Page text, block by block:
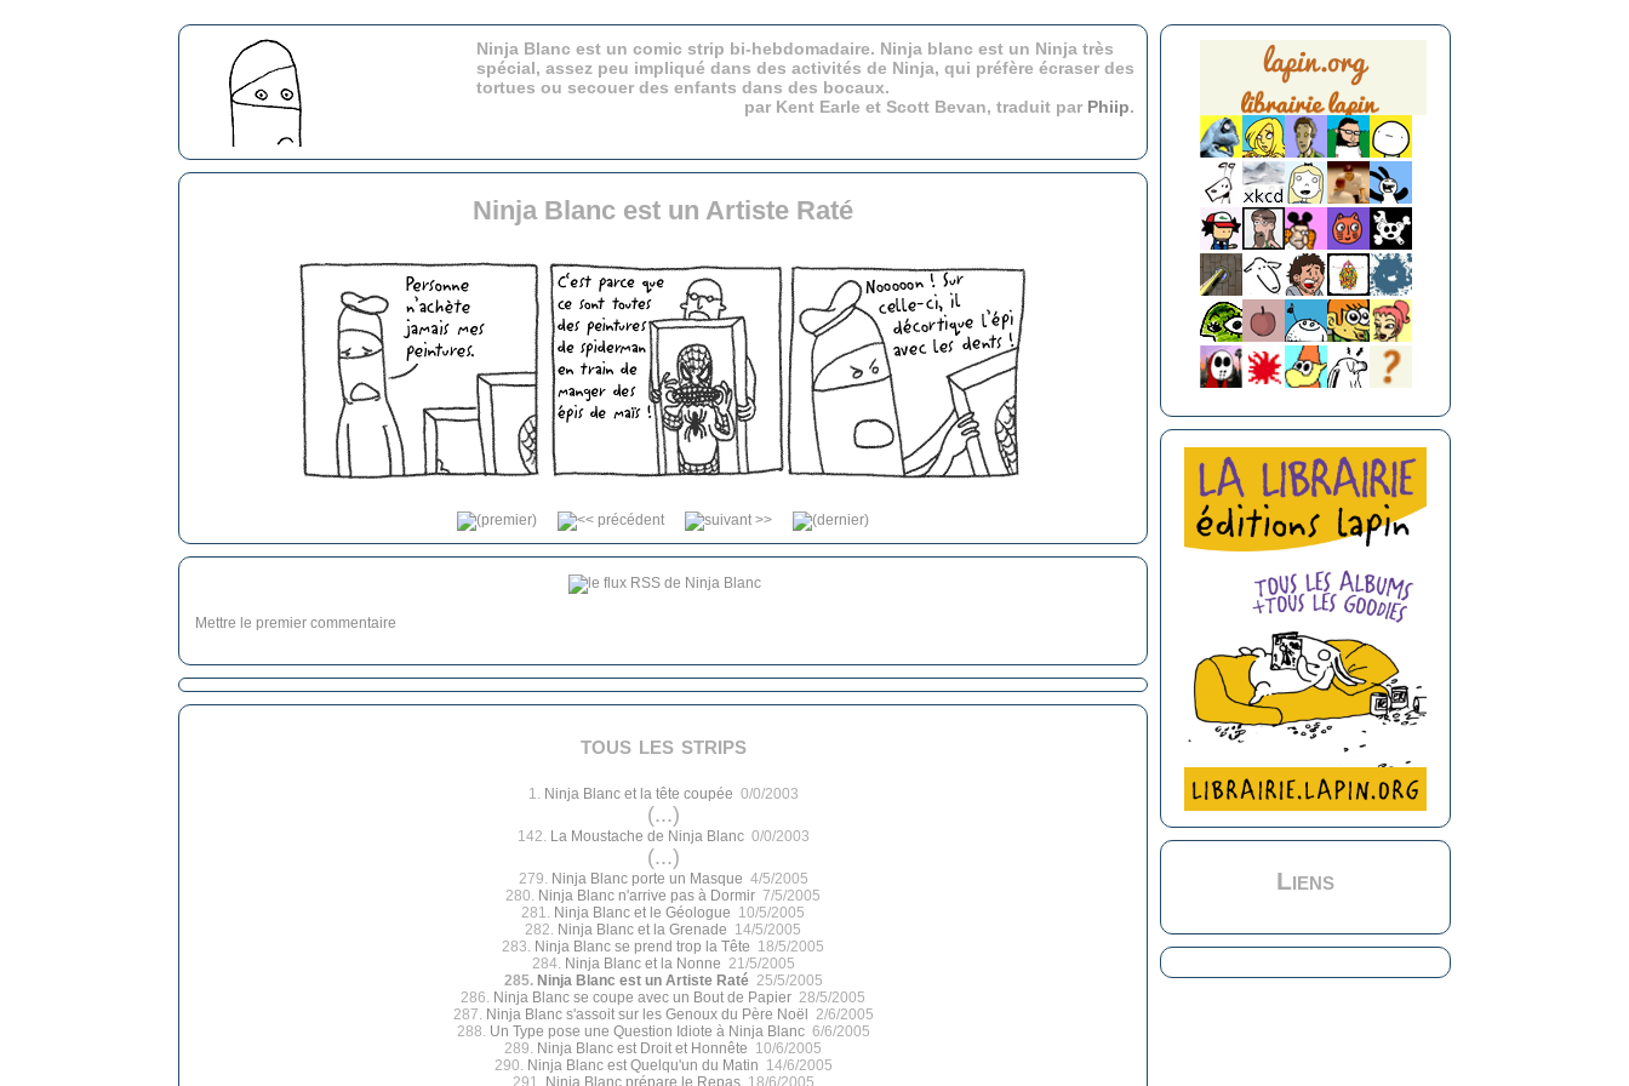
Ninja Blanc est un comic strip bi-hebdomadaire. Ninja blanc est un Ninja très
spécial, assez peu impliqué dans des activités de Ninja, qui préfère écraser des
tortues ou secouer des enfants dans des bocaux.
par Kent Earle et Scott Bevan, traduit par Phiip.
Ninja Blanc est un Artiste Raté
Mettre le premier commentaire
tous les strips
1. Ninja Blanc et la tête coupée 0/0/2003
(...)
142. La Moustache de Ninja Blanc0/0/2003
(...)
279. Ninja Blanc porte un Masque 4/5/2005
280. Ninja Blanc n'arrive pas à Dormir 7/5/2005
281. Ninja Blanc et le Géologue 10/5/2005
282. Ninja Blanc et la Grenade 14/5/2005
283. Ninja Blanc se prend trop la Tête 18/5/2005
284. Ninja Blanc et la Nonne 21/5/2005
285. Ninja Blanc est un Artiste Raté 25/5/2005
286. Ninja Blanc se coupe avec un Bout de Papier 28/5/2005
287. Ninja Blanc s'assoit sur les Genoux du Père Noël 2/6/2005
288. Un Type pose une Question Idiote à Ninja Blanc6/6/2005
289. Ninja Blanc est Droit et Honnête 10/6/2005
290. Ninja Blanc est Quelqu'un du Matin 14/6/2005
291.
Ninja Blanc prépare le Repas18/6/2005
Liens